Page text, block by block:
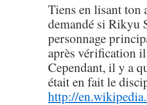
Tiens en lisant ton
demandé si Rikyu
personnage
après vérification il
Cependant, il y a
était en fait le
http://